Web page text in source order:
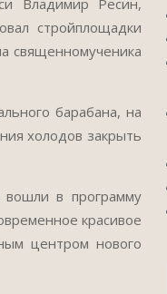
Владимир Ресин,
стройплощадки
священномученика
барабана, на
холодов закрыть
в программу
красивое
центром нового